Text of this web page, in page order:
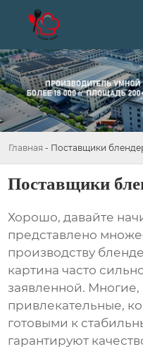
Главная - Поставщики
Поставщики
Хорошо, давайте
представлено
производству
картина часто
заявленной. Многие,
привлекательные,
готовыми к
гарантируют